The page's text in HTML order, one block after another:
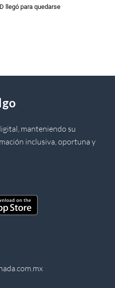
llegó para quedarse
manteniendo su
inclusiva, oportuna y